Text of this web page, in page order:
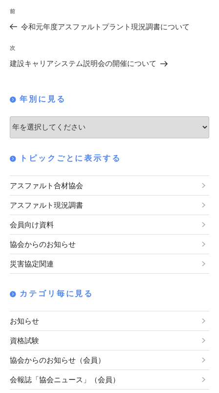
投
稿
シ
ョ
ン
過
去
投
稿
前
令和元年度アスファルトプラント現況調書について
次
の
次
建設キャリアシステム説明会の開催について
年別に見る
トピックごとに表示する
アスファルト合材協会
アスファルト現況調書
会員向け資料
協会からのお知らせ
災害協定関連
カテゴリ毎に見る
お知らせ
資格試験
協会からのお知らせ（会員）
会報誌「協会ニュース」（会員）